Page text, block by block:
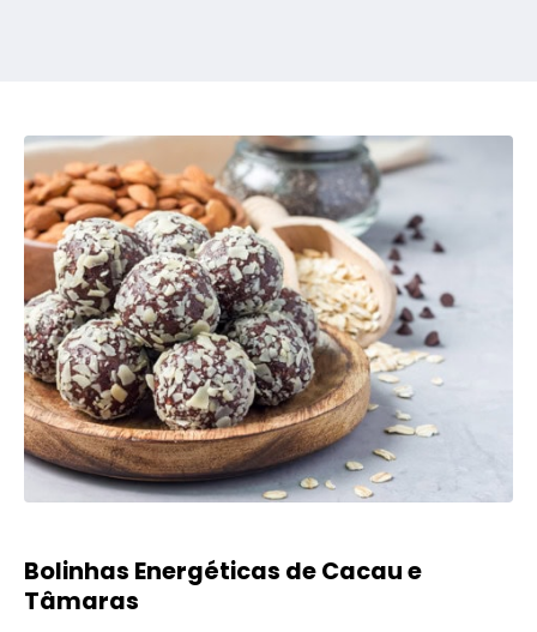
Bolinhas Energéticas de Cacau e
Tâmaras